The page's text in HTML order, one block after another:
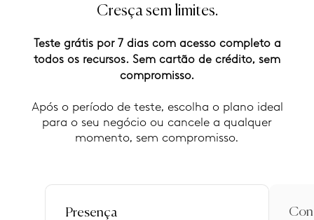
Cresça sem limites.
Teste grátis por 7 dias com acesso completo a
todos os recursos. Sem cartão de crédito, sem
compromisso.
Após o período de teste, escolha o plano ideal
para o seu negócio ou cancele a qualquer
momento, sem compromisso.
Presença